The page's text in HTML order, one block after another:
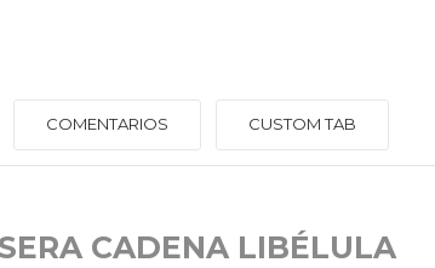
COMENTARIOS CUSTOM TAB
CADENA LIBÉLULA